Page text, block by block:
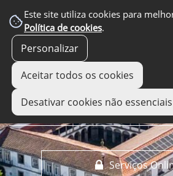
Este site utiliza cookies para
Política de cookies.
Personalizar
Aceitar todos os cookies
Desativar cookies não essenciais
Serviços
EM DESTAQUE